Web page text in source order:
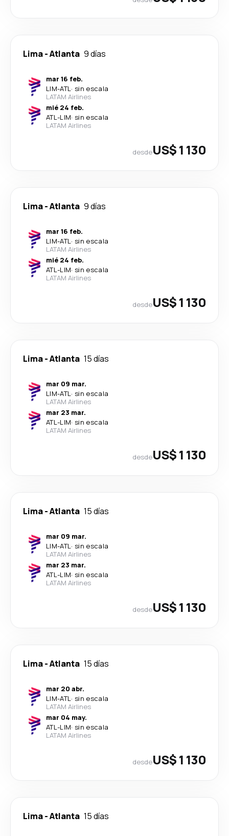
Lima-Atlanta 9 días
mar 16 feb.
LIM-ATL· sin escala
LATAM Airlines
mié 24 feb.
ATL-LIM· sin escala
LATAM Airlines
desdeUS$ 1 130
Lima-Atlanta 9 días
mar 16 feb.
LIM-ATL· sin escala
LATAM Airlines
mié 24 feb.
ATL-LIM· sin escala
LATAM Airlines
desdeUS$ 1 130
Lima-Atlanta 15 días
mar 09 mar.
LIM-ATL· sin escala
LATAM Airlines
mar 23 mar.
ATL-LIM· sin escala
LATAM Airlines
desdeUS$ 1 130
Lima-Atlanta 15 días
mar 09 mar.
LIM-ATL· sin escala
LATAM Airlines
mar 23 mar.
ATL-LIM· sin escala
LATAM Airlines
desdeUS$ 1 130
Lima-Atlanta 15 días
mar 20 abr.
LIM-ATL· sin escala
LATAM Airlines
mar 04 may.
ATL-LIM· sin escala
LATAM Airlines
desdeUS$ 1 130
Lima-Atlanta 15 días